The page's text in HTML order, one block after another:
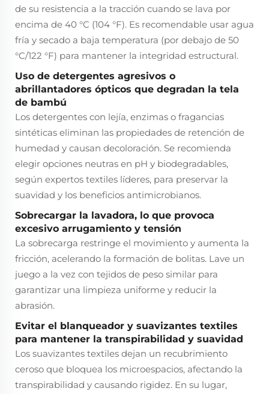
de su resistencia a la tracción cuando se lava por
encima de 40 °C (104 °F). Es recomendable usar agua
fría y secado a baja temperatura (por debajo de 50
°C/122 °F) para mantener la integridad estructural.
Uso de detergentes agresivos o
abrillantadores ópticos que degradan la tela
de bambú
Los detergentes con lejía, enzimas o fragancias
sintéticas eliminan las propiedades de retención de
humedad y causan decoloración. Se recomienda
elegir opciones neutras en pH y biodegradables,
según expertos textiles líderes, para preservar la
suavidad y los beneficios antimicrobianos.
Sobrecargar la lavadora, lo que provoca
excesivo arrugamiento y tensión
La sobrecarga restringe el movimiento y aumenta la
fricción, acelerando la formación de bolitas. Lave un
juego a la vez con tejidos de peso similar para
garantizar una limpieza uniforme y reducir la
abrasión.
Evitar el blanqueador y suavizantes textiles
para mantener la transpirabilidad y suavidad
Los suavizantes textiles dejan un recubrimiento
ceroso que bloquea los microespacios, afectando la
transpirabilidad y causando rigidez. En su lugar,